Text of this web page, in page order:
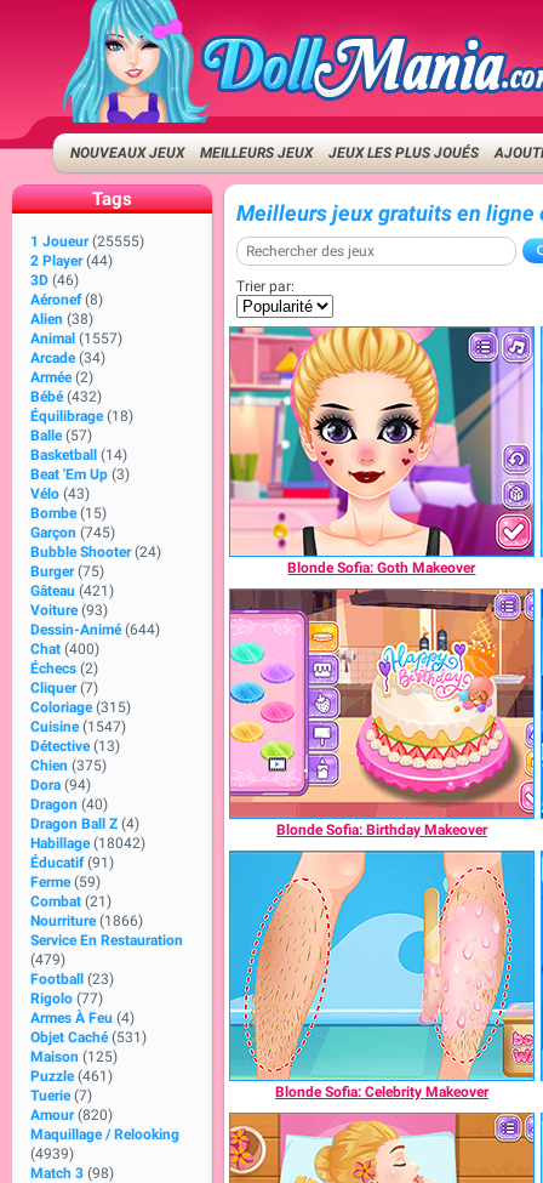
NOUVEAUX JEUX MEILLEURS JEUX JEUX LES PLUS JOUÉS
Tags
1 Joueur (25555)
2 Player (44)
3D (46)
Aéronef (8)
Alien (38)
Animal (1557)
Arcade (34)
Armée (2)
Bébé (432)
Équilibrage (18)
Balle (57)
Basketball
(14)
Beat 'Em Up (3)
Vélo (43)
Bombe (15)
Garçon (745)
Bubble Shooter (24)
Burger (75)
Gâteau (421)
Voiture (93)
Dessin-Animé (644)
Chat (400)
Échecs (2)
Cliquer (7)
Coloriage (315)
Cuisine (1547)
Détective (13)
Chien (375)
Dora (94)
Dragon (40)
Dragon Ball Z (4)
Habillage (18042)
Éducatif (91)
Ferme (59)
Combat (21)
Nourriture (1866)
Service En Restauration
(479)
Football
(23)
Rigolo (77)
Armes À Feu (4)
Objet Caché (531)
Maison (125)
Puzzle (461)
Tuerie (7)
Amour (820)
Maquillage / Relooking
(4939)
Match 3 (98)
Meilleurs jeux gratuits en ligne
Trier par:
Blonde Sofia: Goth Makeover
Blonde Sofia: Birthday Makeover
Blonde Sofia: Celebrity Makeover